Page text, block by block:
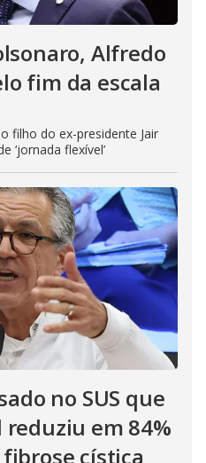
Alfredo
fim da escala
filho do ex-presidente Jair
‘jornada flexível’
no SUS que
reduziu em 84%
cística